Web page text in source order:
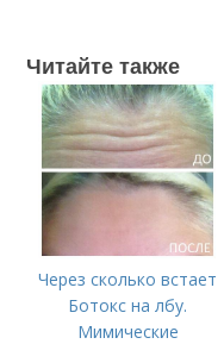
Читайте также
Через сколько встает
Ботокс на лбу.
Мимические